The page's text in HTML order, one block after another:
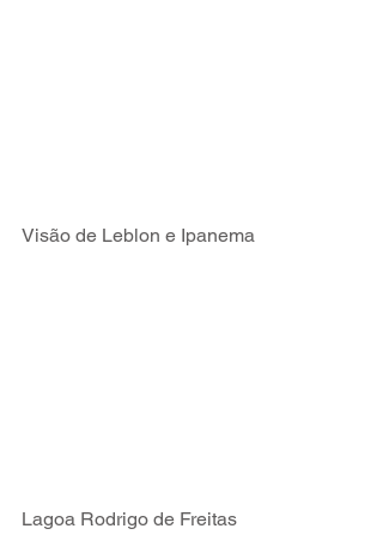
Visão de Leblon e Ipanema
Lagoa Rodrigo de Freitas